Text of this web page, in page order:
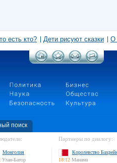
есть кто? Дети рисуют сказки О
поиск
Монголия
Улан-Батор
Партнеры по диалогу:
Королевство
18:12 Манама